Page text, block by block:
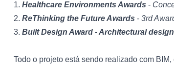
1. Healthcare Environments Awards -
2. ReThinking the Future Awards - 3rd
3. Built Design Award - Architectural
Todo o projeto está sendo realizado com